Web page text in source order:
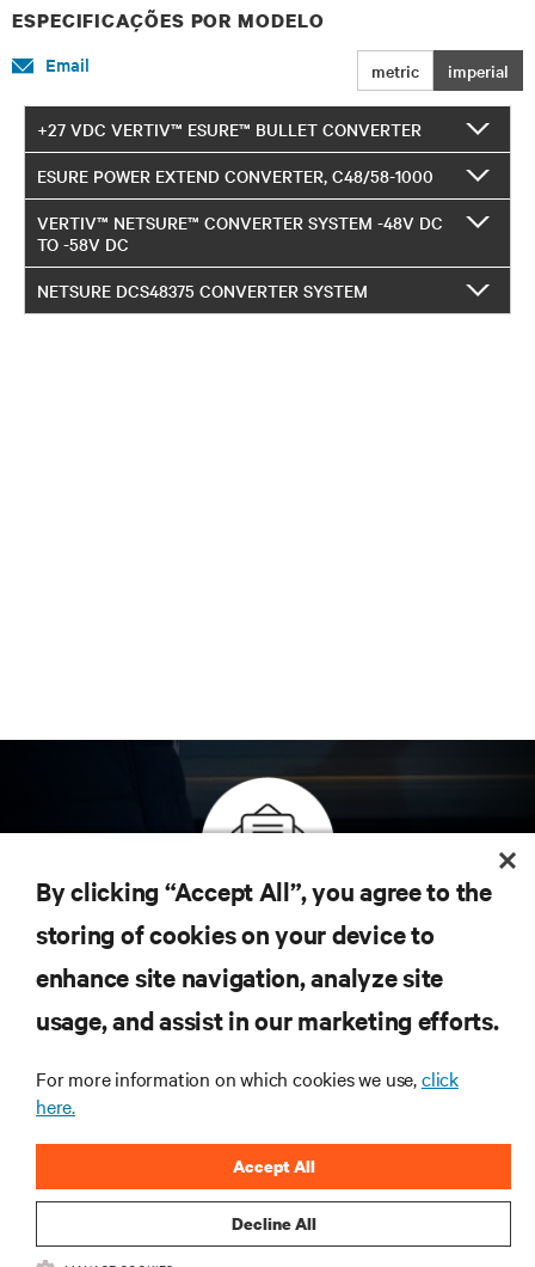
ESPECIFICAÇÕES POR MODELO
metric imperial
Email
+27 VDC VERTIV™ ESURE™ BULLET CONVERTER
ESURE POWER EXTEND CONVERTER, C48/58-1000
VERTIV™ NETSURE™ CONVERTER SYSTEM -48V DC
TO -58V DC
NETSURE DCS48375 CONVERTER SYSTEM
Inscreva-se para obter as últimas tendências em
tecnologia
Receba atualizações regulares sobre os tópicos
mais importantes da indústria, com as discussões
mais recentes e insights de especialistas sobre
By clicking “Accept All”, you agree to the
storing of cookies on your device to
enhance site navigation, analyze site
usage, and assist in our marketing efforts.
For more information on which cookies we use,click
here.
Decline All
Accept All